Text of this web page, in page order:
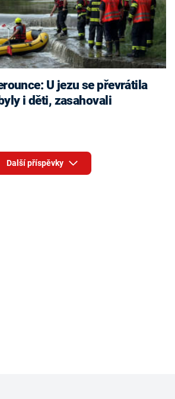
i děti, zasahovali
Další příspěvky